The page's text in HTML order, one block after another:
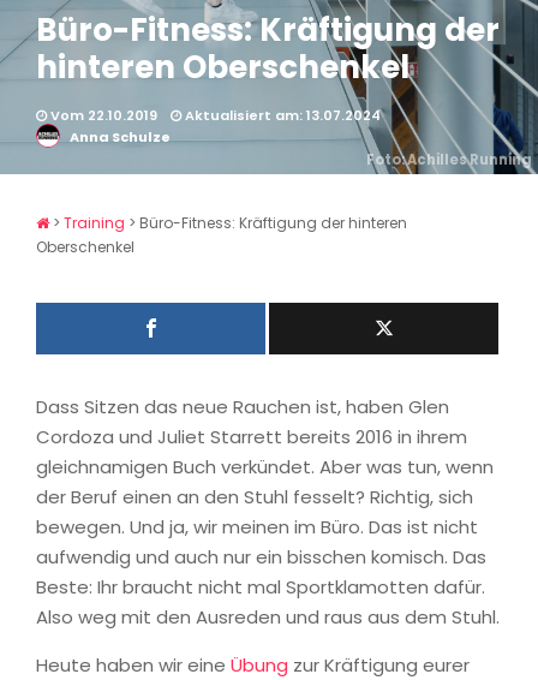
Büro-Fitness: Kräftigung der
hinteren Oberschenkel
Vom 22.10.2019
Aktualisiert am: 13.07.2024
Anna Schulze
Foto: Achilles Running
> Training > Büro-Fitness: Kräftigung der hinteren
Oberschenkel
Dass Sitzen das neue Rauchen ist, haben Glen
Cordoza und Juliet Starrett bereits 2016 in ihrem
gleichnamigen Buch verkündet. Aber was tun, wenn
der Beruf einen an den Stuhl fesselt? Richtig, sich
bewegen. Und ja, wir meinen im Büro. Das ist nicht
aufwendig und auch nur ein bisschen komisch. Das
Beste: Ihr braucht nicht mal Sportklamotten dafür.
Also weg mit den Ausreden und raus aus dem Stuhl.
Heute haben wir eine Übung zur Kräftigung eurer